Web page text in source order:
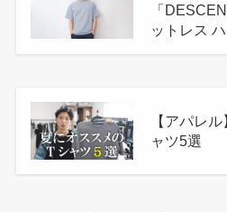
「
ットレス
【アパレ
ャツ5選